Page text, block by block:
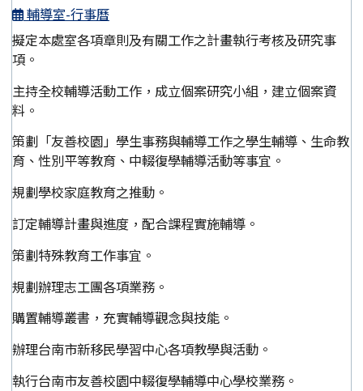
輔導室-行事曆
擬定本處室各項章則及有關工作之計畫執行考核及研究事
項。
主持全校輔導活動工作，成立個案研究小組，建立個案資
料。
策劃「友善校園」學生事務與輔導工作之學生輔導、生命教
育、性別平等教育、中輟復學輔導活動等事宜。
規劃學校家庭教育之推動。
訂定輔導計畫與進度，配合課程實施輔導。
策劃特殊教育工作事宜。
規劃辦理志工團各項業務。
購置輔導叢書，充實輔導觀念與技能。
辦理台南市新移民學習中心各項教學與活動。
執行台南市友善校園中輟復學輔導中心學校業務。